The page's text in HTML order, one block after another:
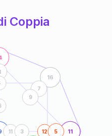
Coppia
11
16
12 5
11 3
7
9